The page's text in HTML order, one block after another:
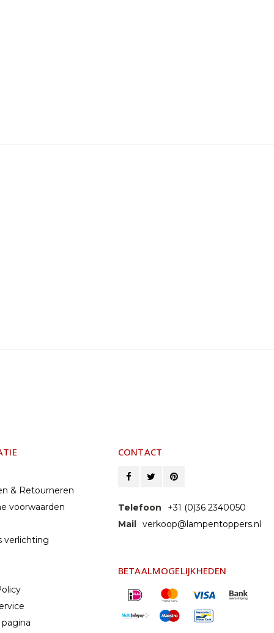
& Retourneren
voorwaarden
verlichting
CONTACT
Telefoon
+31 (0)36 2340050
Mail
verkoop@lampentoppers.nl
BETAALMOGELIJKHEDEN